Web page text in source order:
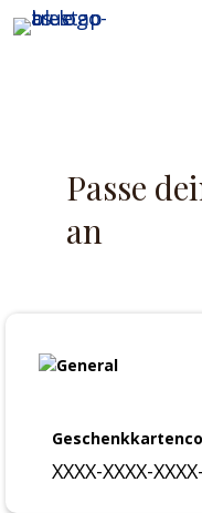
Passe
an
XXXX-XXXX-